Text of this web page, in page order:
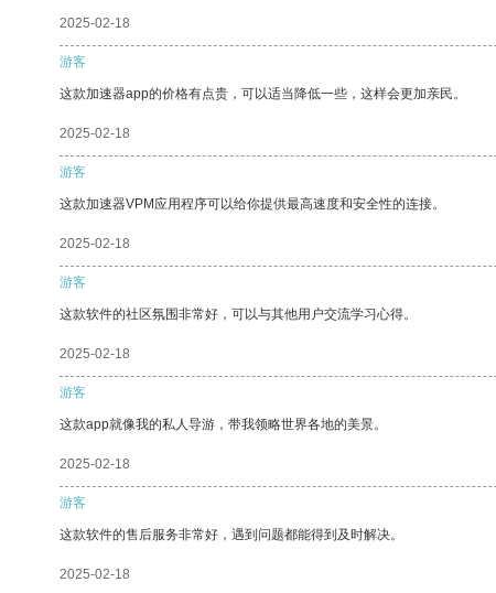
2025-02-18
游客
这款加速器app的价格有点贵，可以适当降低一些，这样会更加亲民。
2025-02-18
游客
这款加速器VPM应用程序可以给你提供最高速度和安全性的连接。
2025-02-18
游客
这款软件的社区氛围非常好，可以与其他用户交流学习心得。
2025-02-18
游客
这款app就像我的私人导游，带我领略世界各地的美景。
2025-02-18
游客
这款软件的售后服务非常好，遇到问题都能得到及时解决。
2025-02-18